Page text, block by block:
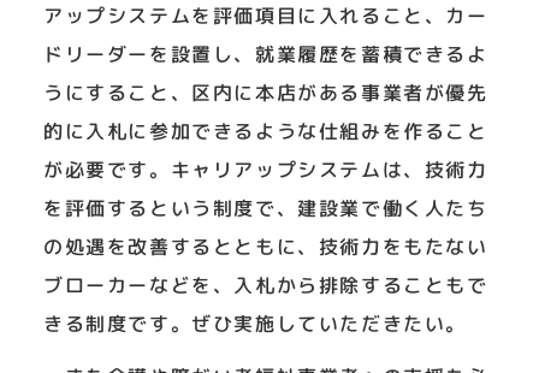
アップシステムを評価項目に入れること、カー
ドリーダーを設置し、就業履歴を蓄積できるよ
うにすること、区内に本店がある事業者が優先
的に入札に参加できるような仕組みを作ること
が必要です。キャリアップシステムは、技術力
を評価するという制度で、建設業で働く人たち
の処遇を改善するとともに、技術力をもたない
ブローカーなどを、入札から排除することもで
きる制度です。ぜひ実施していただきたい。